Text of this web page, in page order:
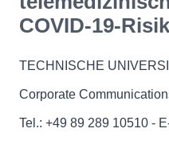
COVID-19-
TECHNISCHE
Corporate
Tel.: +49 89 289 10510 -